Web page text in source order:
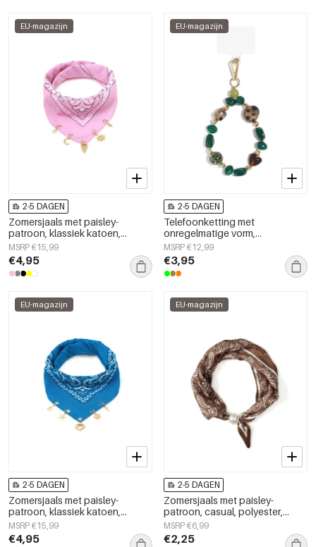
EU-magazijn
2-5 DAGEN
Zomersjaals met paisley-
patroon, klassiek katoen,
dagelijkse accessoires
MSRP €15,99
€4,95
EU-magazijn
2-5 DAGEN
Telefoonketting met
onregelmatige vorm,
eenvoudige acryl, dagelijkse
accessoires
MSRP €12,99
€3,95
EU-magazijn
2-5 DAGEN
Zomersjaals met paisley-
patroon, klassiek katoen,
dagelijkse accessoires
MSRP €15,99
€4,95
EU-magazijn
2-5 DAGEN
Zomersjaals met paisley-
patroon, casual, polyester,
dagelijkse accessoires
MSRP €6,99
€2,25